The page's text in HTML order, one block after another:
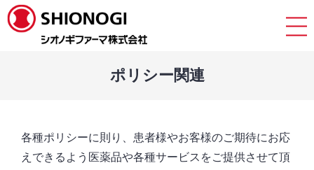
ポリシー関連
各種ポリシーに則り、患者様やお客様のご期待にお応
えできるよう医薬品や各種サービスをご提供させて頂